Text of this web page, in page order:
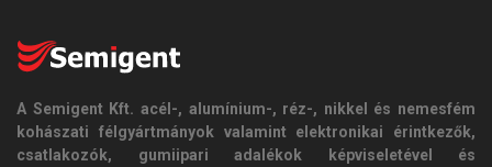
A Semigent Kft. acél-, alumínium-, réz-, nikkel és nemesfém
kohászati félgyártmányok valamint elektronikai érintkezők,
csatlakozók, gumiipari adalékok képviseletével és